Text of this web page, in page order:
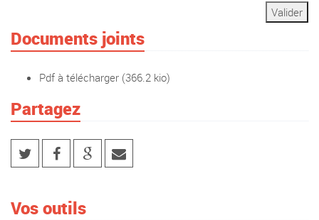
Documents joints
Pdf à télécharger (366.2 kio)
Partagez
Vos outils